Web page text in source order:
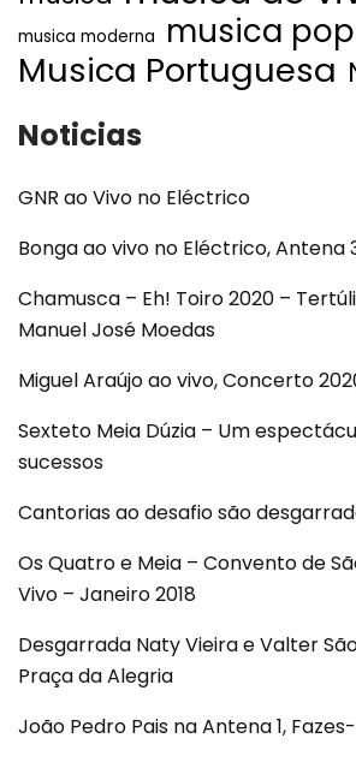
musica moderna musica
Musica Portuguesa
Noticias
GNR ao Vivo no Eléctrico
Bonga ao vivo no Eléctrico, Antena
Chamusca – Eh! Toiro 2020 –
Manuel José Moedas
Miguel Araújo ao vivo, Concerto
Sexteto Meia Dúzia – Um
sucessos
Cantorias ao desafio são
Os Quatro e Meia – Convento de
Vivo – Janeiro 2018
Desgarrada Naty Vieira e Valter
Praça da Alegria
João Pedro Pais na Antena 1,